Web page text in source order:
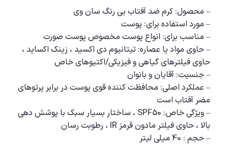
– محصول: کرم ضد آفتاب بی رنگ سان وی
– مورد استفاده برای: پوست
– مناسب برای: انواع پوست مخصوص پوست صورت
– حاوی مواد یا عصاره: تیتانیوم دی اکسید ، زینک اکساید ،
حاوی فیلترهای گیاهی و فیزیکی/اکتیوهای خاص
– جنسیت: آقایان و بانوان
– عملکرد اصلی: محافظت کننده قوی پوست در برابر پرتوهای
مضر آفتاب است
– ویژگی خاص: SPF50 ، ساختار بسیار سبک با پوشش دهی
بالا ، حاوی فیلتر مادون قرمز IR ، رطوبت رسان
– حجم : 40 میلی لیتر